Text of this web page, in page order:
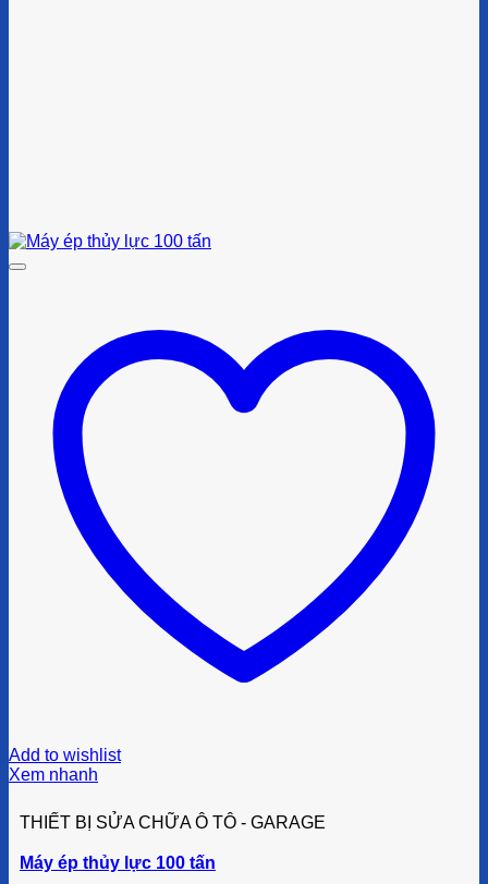
Add to wishlist
Xem nhanh
THIẾT BỊ SỬA CHỮA Ô TÔ - GARAGE
Máy ép thủy lực 100 tấn